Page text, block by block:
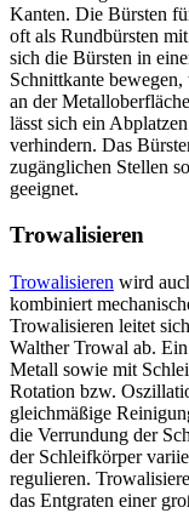
Kanten. Die Bürsten
oft als Rundbürsten
sich die Bürsten in
Schnittkante
an der
lässt sich ein
verhindern. Das
zugänglichen Stellen
geeignet.
Trowalisieren
Trowalisieren wird
kombiniert
Trowalisieren leitet
Walther Trowal ab.
Metall sowie mit
Rotation bzw.
gleichmäßige
die Verrundung der
der Schleifkörper
regulieren.
das Entgraten einer